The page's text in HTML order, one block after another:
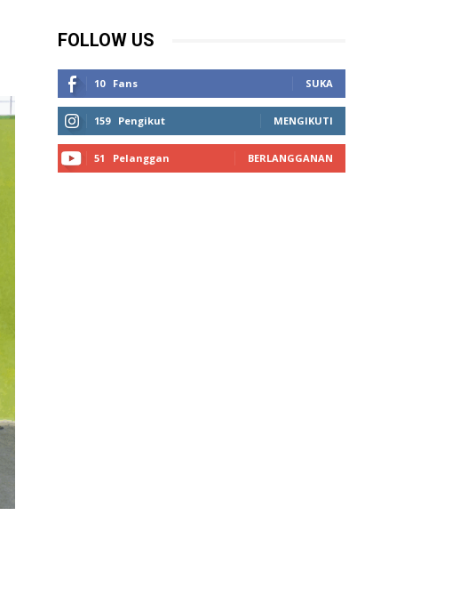
FOLLOW US
10 Fans SUKA
159 Pengikut MENGIKUTI
51 Pelanggan BERLANGGANAN